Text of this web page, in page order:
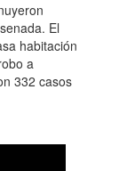
El
habitación
a
332 casos